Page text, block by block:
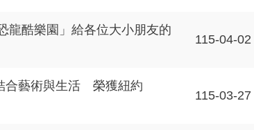
龍酷樂園」給各位大小朋友的
115-04-02
合藝術與生活 榮獲紐約
115-03-27